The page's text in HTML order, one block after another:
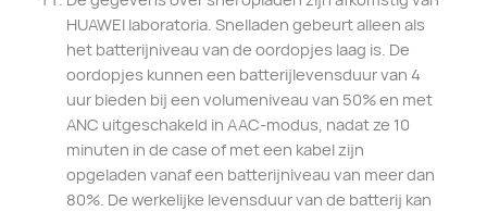
HUAWEI laboratoria. Snelladen gebeurt alleen als
het batterijniveau van de oordopjes laag is. De
oordopjes kunnen een batterijlevensduur van 4
uur bieden bij een volumeniveau van 50% en met
ANC uitgeschakeld in AAC-modus, nadat ze 10
minuten in de case of met een kabel zijn
opgeladen vanaf een batterijniveau van meer dan
80%. De werkelijke levensduur van de batterij kan